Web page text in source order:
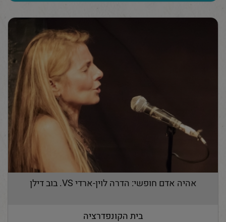
אהיה אדם חופשי: הדרה לוין-ארדי VS. בוב דילן
בית הקונפדרציה